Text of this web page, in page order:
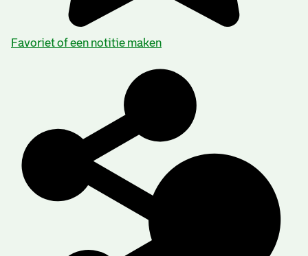
Favoriet of een notitie maken